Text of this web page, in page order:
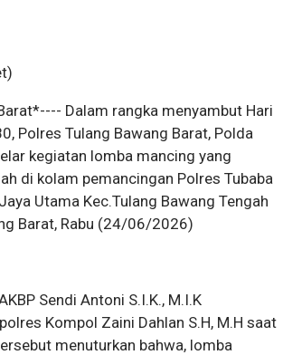
Dalam rangka menyambut Hari
Polres Tulang Bawang Barat, Polda
kegiatan lomba mancing yang
di kolam pemancingan Polres Tubaba
Utama Kec.Tulang Bawang Tengah
Barat, Rabu (24/06/2026)
Sendi Antoni S.I.K., M.I.K
Kompol Zaini Dahlan S.H, M.H saat
menuturkan bahwa, lomba